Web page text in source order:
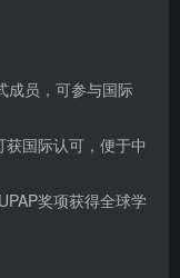
成员，可参与国际
获国际认可，便于中
奖项获得全球学